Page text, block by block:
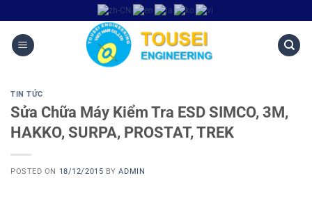
TIN TỨC
Sửa Chữa Máy Kiểm Tra ESD SIMCO, 3M,
HAKKO, SURPA, PROSTAT, TREK
POSTED ON 18/12/2015 BYADMIN